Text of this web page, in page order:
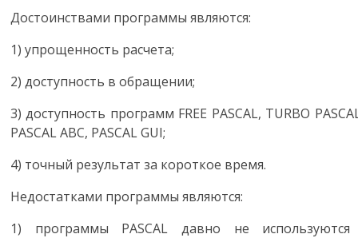
Достоинствами программы являются:
1) упрощенность расчета;
2) доступность в обращении;
3) доступность программ FREE PASCAL, TURBO
PASCAL ABC, PASCAL GUI;
4) точный результат за короткое время.
Недостатками программы являются:
1)
программы PASCAL давно не используются